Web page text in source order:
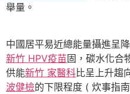
舉量。
中國居平易近總能量攝進呈
新竹 HPV疫苗固，碳水化合
供能新竹 家醫科比呈上升趨
波健檢的下限程度 ( 炊事指